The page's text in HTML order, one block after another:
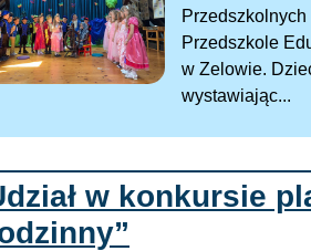
Przedszkole
w Zelowie.
wystawiając...
w konkursie